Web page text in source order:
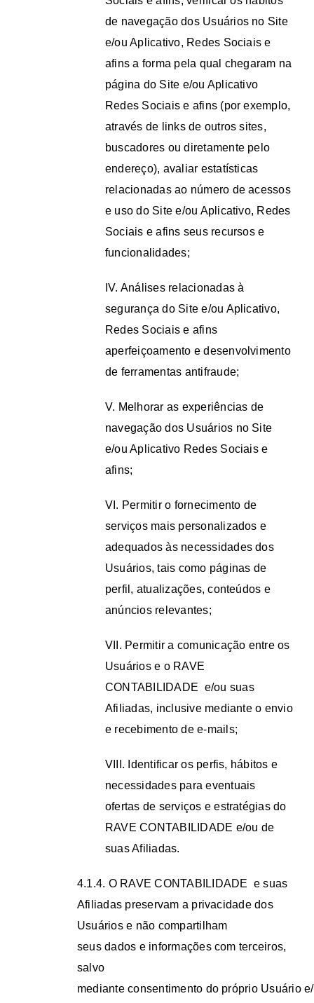
de navegação dos Usuários no Site
e/ou Aplicativo, Redes Sociais e
afins a forma pela qual chegaram na
página do Site e/ou Aplicativo
Redes Sociais e afins (por exemplo,
através de links de outros sites,
buscadores ou diretamente pelo
endereço), avaliar estatísticas
relacionadas ao número de acessos
e uso do Site e/ou Aplicativo, Redes
Sociais e afins seus recursos e
funcionalidades;
IV. Análises relacionadas à
segurança do Site e/ou Aplicativo,
Redes Sociais e afins
aperfeiçoamento e desenvolvimento
de ferramentas antifraude;
V. Melhorar as experiências de
navegação dos Usuários no Site
e/ou Aplicativo Redes Sociais e
afins;
VI. Permitir o fornecimento de
serviços mais personalizados e
adequados às necessidades dos
Usuários, tais como páginas de
perfil, atualizações, conteúdos e
anúncios relevantes;
VII. Permitir a comunicação entre os
Usuários e o RAVE
CONTABILIDADE e/ou suas
Afiliadas, inclusive mediante o envio
e recebimento de e-mails;
VIII. Identificar os perfis, hábitos e
necessidades para eventuais
ofertas de serviços e estratégias do
RAVE CONTABILIDADE e/ou de
suas Afiliadas.
4.1.4. O RAVE CONTABILIDADE e suas
Afiliadas preservam a privacidade dos
Usuários e não compartilham
seus dados e informações com terceiros,
salvo
mediante consentimento do próprio Usuário